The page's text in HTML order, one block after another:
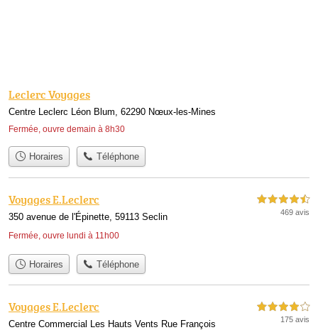
Leclerc Voyages
Centre Leclerc Léon Blum, 62290 Nœux-les-Mines
Fermée, ouvre demain à 8h30
Horaires Téléphone
Voyages E.Leclerc
350 avenue de l'Épinette, 59113 Seclin
Fermée, ouvre lundi à 11h00
4,5 étoiles sur 5
469 avis
Horaires Téléphone
Voyages E.Leclerc
Centre Commercial Les Hauts Vents Rue François
4,0 étoiles sur 5
175 avis